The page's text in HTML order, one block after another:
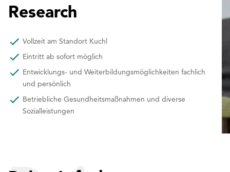
Research
Vollzeit am Standort Kuchl
Eintritt ab sofort möglich
Entwicklungs- und Weiterbildungsmöglichkeiten fachlich
und persönlich
Betriebliche Gesundheitsmaßnahmen und diverse
Sozialleistungen